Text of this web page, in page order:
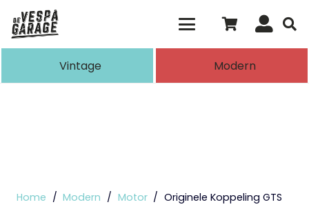
de resultaten voor automatisch
Vintage Modern
Home / Modern / Motor / Originele Koppeling GTS